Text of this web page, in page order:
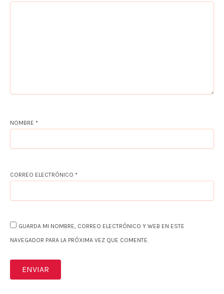
NOMBRE *
CORREO ELECTRÓNICO *
GUARDA MI NOMBRE, CORREO ELECTRÓNICO Y WEB EN ESTE
NAVEGADOR PARA LA PRÓXIMA VEZ QUE COMENTE.